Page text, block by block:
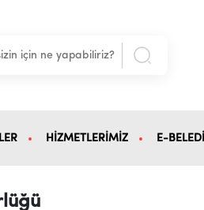
HİZMETLERİMİZ E-